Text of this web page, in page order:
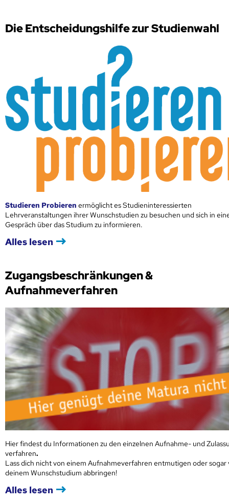
Die Entscheidungshilfe zur Studienwahl
Studieren Probieren ermöglicht es Studieninteressierten
Lehrveranstaltungen ihrer Wunschstudien zu besuchen und sich in
Gespräch über das Studium zu informieren.
Alles lesen
Zugangsbeschränkungen &
Aufnahmeverfahren
Hier findest du Informationen zu den einzelnen Aufnahme- und
verfahren.
Lass dich nicht von einem Aufnahmeverfahren entmutigen oder sogar
deinem Wunschstudium abbringen!
Alles lesen